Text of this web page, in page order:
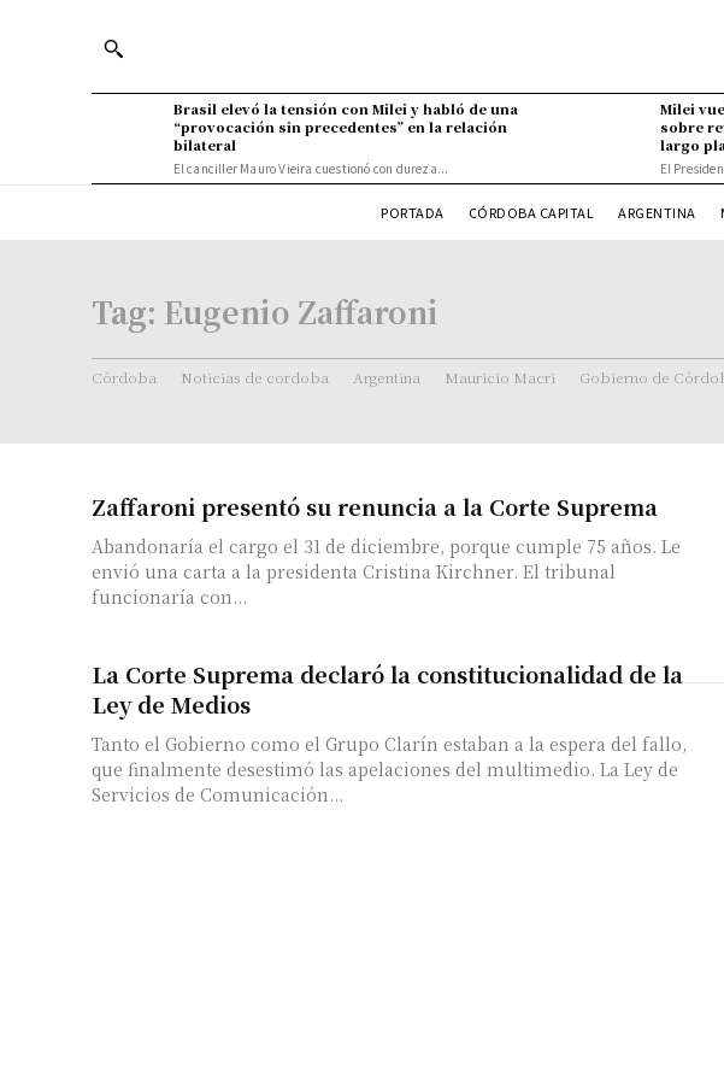
Brasil elevó la tensión con Milei y habló de una
“provocación sin precedentes” en la relación
bilateral
El canciller Mauro Vieira cuestionó con dureza...
Milei
sobre
largo
El
PORTADA CÓRDOBA CAPITAL ARGENTINA
Tag: Eugenio Zaffaroni
Córdoba Noticias de cordoba Argentina Mauricio Macri Gobierno de
Zaffaroni presentó su renuncia a la Corte Suprema
Abandonaría el cargo el 31 de diciembre, porque cumple 75 años. Le
envió una carta a la presidenta Cristina Kirchner. El tribunal
funcionaría con...
La Corte Suprema declaró la constitucionalidad de la
Ley de Medios
Tanto el Gobierno como el Grupo Clarín estaban a la espera del fallo,
que finalmente desestimó las apelaciones del multimedio. La Ley de
Servicios de Comunicación...